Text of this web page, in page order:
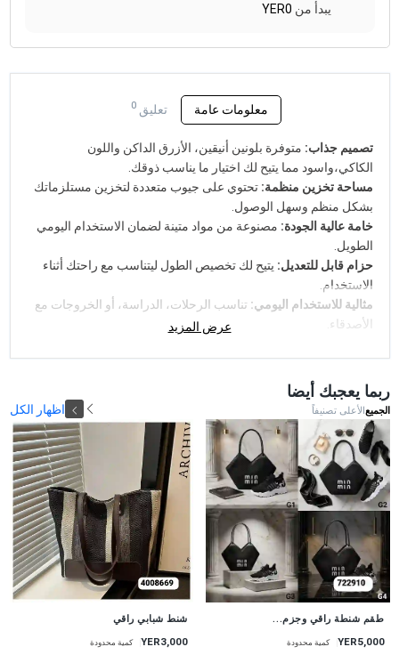
يبدأ من YER0
معلومات عامة تعليق 0
تصميم جذاب: متوفرة بلونين أنيقين، الأزرق الداكن واللون
الكاكي،واسود مما يتيح لك اختيار ما يناسب ذوقك.
مساحة تخزين منظمة: تحتوي على جيوب متعددة لتخزين مستلزماتك
بشكل منظم وسهل الوصول.
خامة عالية الجودة: مصنوعة من مواد متينة لضمان الاستخدام اليومي
الطويل.
حزام قابل للتعديل: يتيح لك تخصيص الطول ليتناسب مع راحتك أثناء
الاستخدام.
مثالية للاستخدام اليومي: تناسب الرحلات، الدراسة، أو الخروجات مع
الأصدقاء.
عرض المزيد
ربما يعجبك أيضا
الجميعالأعلى تصنيفاً اظهار الكل
طقم شنطة راقي وجزم...
YER5,000 كمية محدودة
شنط شبابي راقي
YER3,000 كمية محدودة